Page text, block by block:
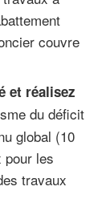
couvre
et réalisez
du déficit
global (10
pour les
travaux